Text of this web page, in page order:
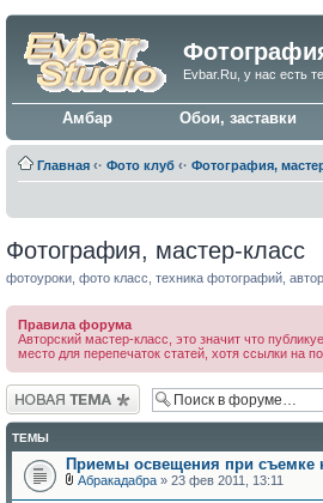
Evbar.Ru, у нас есть
Амбар Обои, заставки
Главная ‹· Фото клуб ‹· Фотография,
Фотография, мастер-класс
фотоуроки, фото класс, техника фотографий,
Правила форума
Авторский мастер-класс, это значит что
место для перепечаток статей, хотя ссылки на
Новая тема
ТЕМЫ
Приемы освещения при съемке
Абракадабра » 23 фев 2011, 13:11